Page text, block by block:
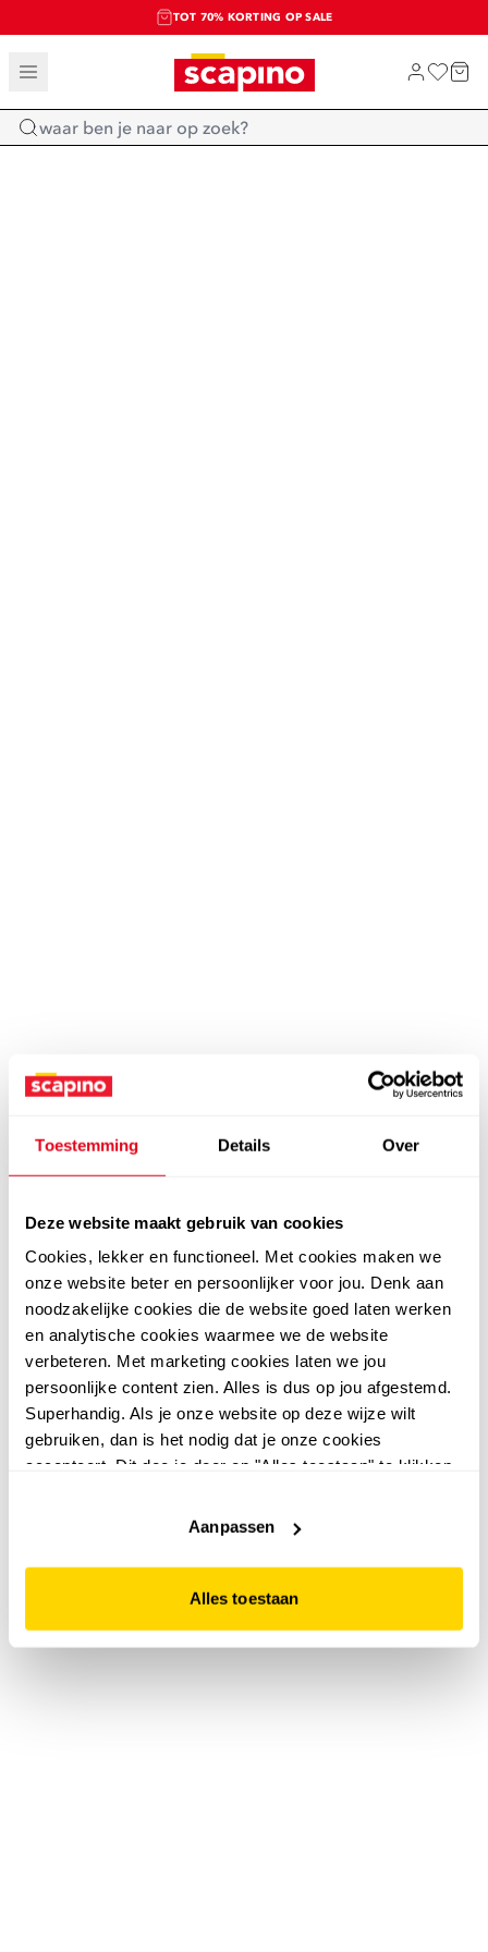
Toestemming Details Over
Deze website maakt gebruik van cookies
Cookies, lekker en functioneel. Met cookies maken we
onze website beter en persoonlijker voor jou. Denk aan
noodzakelijke cookies die de website goed laten werken
en analytische cookies waarmee we de website
verbeteren. Met marketing cookies laten we jou
persoonlijke content zien. Alles is dus op jou afgestemd.
Superhandig. Als je onze website op deze wijze wilt
gebruiken, dan is het nodig dat je onze cookies
accepteert. Dit doe je door op "Alles toestaan" te klikken.
website niet optimaal functioneert.
Aanpassen
Alles toestaan
TOT 70% KORTING OP SALE
SALE: LAATSTE KANS!
SHOP NIEUW
Home